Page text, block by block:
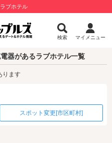
ブホテル
検索 マイメニュー
器があるラブホテル一覧
ります
スポット変更[市区町村]